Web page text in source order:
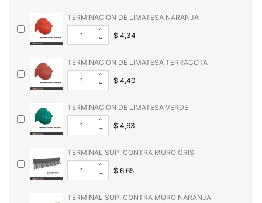
TERMINACION DE LIMATESA NARANJA
$ 4,34
TERMINACION DE LIMATESA TERRACOTA
$ 4,40
TERMINACION DE LIMATESA VERDE
$ 4,63
TERMINAL SUP. CONTRA MURO GRIS
$ 6,65
TERMINAL SUP. CONTRA MURO NARANJA